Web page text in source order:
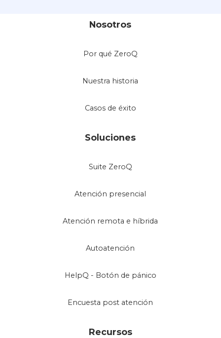
Nosotros
Por qué ZeroQ
Nuestra historia
Casos de éxito
Soluciones
Suite ZeroQ
Atención presencial
Atención remota e híbrida
Autoatención
HelpQ - Botón de pánico
Encuesta post atención
Recursos